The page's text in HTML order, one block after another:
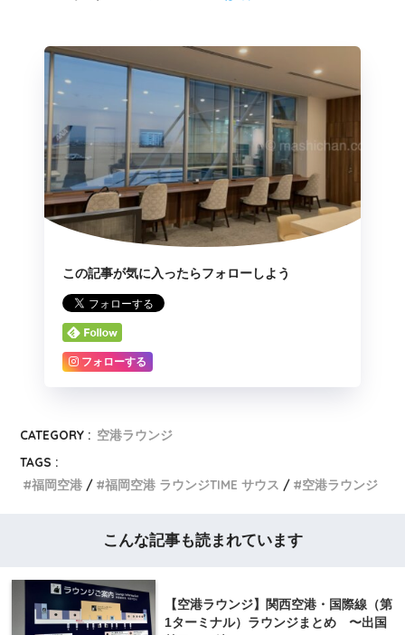
この記事が気に入ったらフォローしよう
フォローする
CATEGORY : 空港ラウンジ
TAGS :
福岡空港
福岡空港 ラウンジTIME サウス 空港ラウンジ
こんな記事も読まれています
【空港ラウンジ】関西空港・国際線（第
1ターミナル）ラウンジまとめ 〜出国